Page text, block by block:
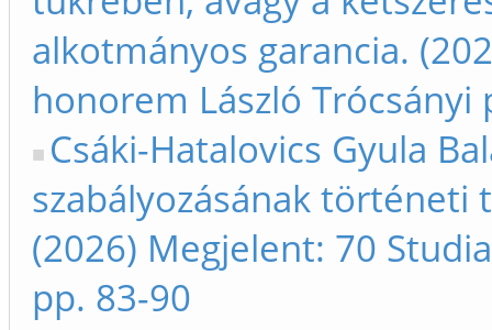
alkotmányos garancia.
honorem László Trócsányi
Csáki-Hatalovics Gyula
szabályozásának történeti
(2026) Megjelent: 70
pp. 83-90